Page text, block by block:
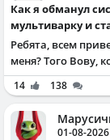
Как я обманул систему, купил
мультиварку и
Ребята, всем
меня? Того Вову,
14 138
01-08-2026